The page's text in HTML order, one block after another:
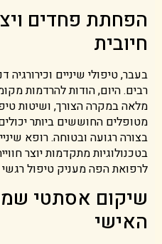
הפחתת פחדים
חיובית
בעבר, טיפולי שיניים
רבים. היום, הודות להרדמות
מלאה במקרה הצורך, ושיטות
מטופלים החוששים ביותר
בצורה רגועה ובטוחה. רופא
בטכנולוגיות מתקדמות יוצר
לרפואת הפה מעניק טיפול
שיקום אסתטי
האישי